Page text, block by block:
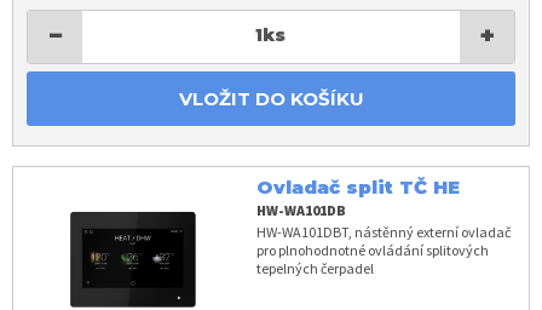
− 1ks +
VLOŽIT DO KOŠÍKU
Ovladač split TČ HE
HW-WA101DB
HW-WA101DBT, nástěnný externí ovladač
pro plnohodnotné ovládání splitových
tepelných čerpadel